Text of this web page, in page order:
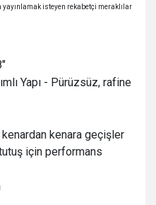
isteyen rekabetçi meraklılar
Yapı - Pürüzsüz, rafine
kenardan kenara geçişler
için performans